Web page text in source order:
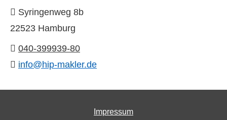
Syringenweg 8b
22523 Hamburg
040-399939-80
info@hip-makler.de
Impressum